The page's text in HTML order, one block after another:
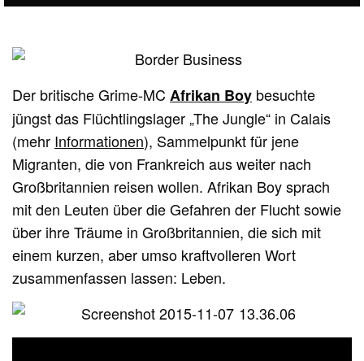
Der britische Grime-MCAfrikan Boy besuchte
jüngst das Flüchtlingslager „The Jungle“ in Calais
(mehr Informationen), Sammelpunkt für jene
Migranten, die von Frankreich aus weiter nach
Großbritannien reisen wollen. Afrikan Boy sprach
mit den Leuten über die Gefahren der Flucht sowie
über ihre Träume in Großbritannien, die sich mit
einem kurzen, aber umso kraftvolleren Wort
zusammenfassen lassen: Leben.